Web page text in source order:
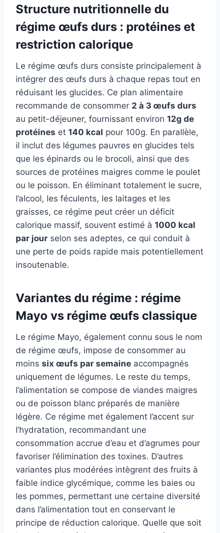
Structure nutritionnelle du
régime œufs durs : protéines et
restriction calorique
Le régime œufs durs consiste principalement à
intégrer des œufs durs à chaque repas tout en
réduisant les glucides. Ce plan alimentaire
recommande de consommer 2 à 3 œufs durs
au petit-déjeuner, fournissant environ 12g de
protéines et 140 kcal pour 100g. En parallèle,
il inclut des légumes pauvres en glucides tels
que les épinards ou le brocoli, ainsi que des
sources de protéines maigres comme le poulet
ou le poisson. En éliminant totalement le sucre,
l’alcool, les féculents, les laitages et les
graisses, ce régime peut créer un déficit
calorique massif, souvent estimé à 1000 kcal
par jour selon ses adeptes, ce qui conduit à
une perte de poids rapide mais potentiellement
insoutenable.
Variantes du régime : régime
Mayo vs régime œufs classique
Le régime Mayo, également connu sous le nom
de régime œufs, impose de consommer au
moins six œufs par semaine accompagnés
uniquement de légumes. Le reste du temps,
l’alimentation se compose de viandes maigres
ou de poisson blanc préparés de manière
légère. Ce régime met également l’accent sur
l’hydratation, recommandant une
consommation accrue d’eau et d’agrumes pour
favoriser l’élimination des toxines. D’autres
variantes plus modérées intègrent des fruits à
faible indice glycémique, comme les baies ou
les pommes, permettant une certaine diversité
dans l’alimentation tout en conservant le
principe de réduction calorique. Quelle que soit